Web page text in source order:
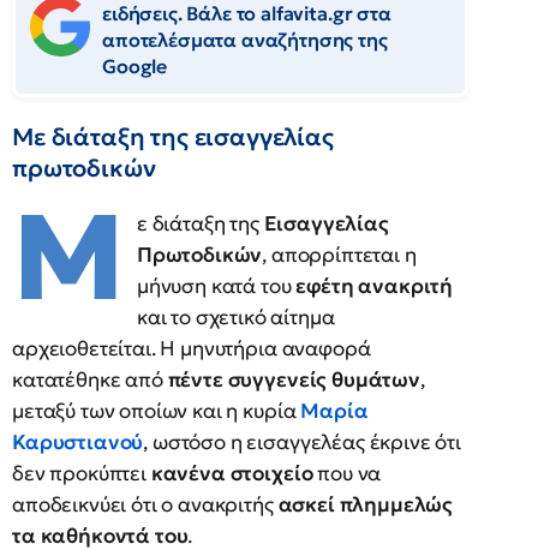
ειδήσεις. Βάλε το alfavita.gr στα
αποτελέσματα αναζήτησης της
Google
Με διάταξη της εισαγγελίας
πρωτοδικών
Μ ε διάταξη της Εισαγγελίας
Πρωτοδικών, απορρίπτεται η
μήνυση κατά τουεφέτη ανακριτή
και το σχετικό αίτημα
αρχειοθετείται. Η μηνυτήρια αναφορά
κατατέθηκε απόπέντε συγγενείς θυμάτων,
μεταξύ των οποίων και η κυρία Μαρία
Καρυστιανού, ωστόσο η εισαγγελέας έκρινε ότι
δεν προκύπτει κανένα στοιχείοπου να
αποδεικνύει ότι ο ανακριτήςασκεί πλημμελώς
τα καθήκοντά του.